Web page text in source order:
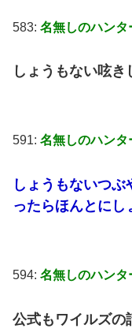
583: 名無しのハンタ
しょうもない呟き
591: 名無しのハンタ
しょうもないつ
ったらほんとにし
594: 名無しのハンタ
公式もワイルズの